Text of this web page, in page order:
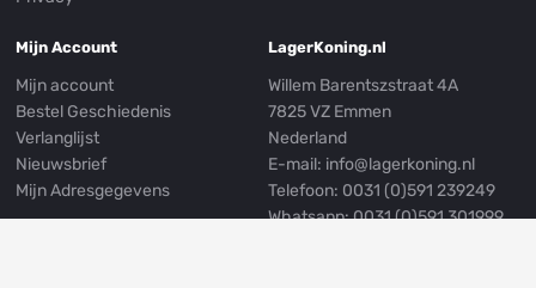
Mijn Account
Mijn account
Bestel Geschiedenis
Verlanglijst
Nieuwsbrief
Mijn Adresgegevens
LagerKoning.nl
Willem Barentszstraat 4A
7825 VZ Emmen
Nederland
E-mail: info@lagerkoning.nl
Telefoon: 0031 (0)591 239249
Whatsapp:0031 (0)591 301999